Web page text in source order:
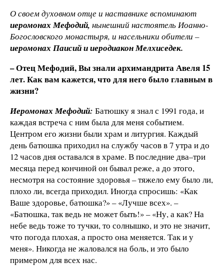
О своем духовном отце и наставнике вспоминают
иеромонах Мефодий, нынешний настоятель Иоанно-
Богословского монастыря, и насельники обители –
иеромонах Паисий и иеродиакон Мелхиседек.
– Отец Мефодий, Вы знали архимандрита Авеля 15
лет. Как вам кажется, что для него было главным в
жизни?
Иеромонах Мефодий: Батюшку я знал с 1991 года, и
каждая встреча с ним была для меня событием.
Центром его жизни были храм и литургия. Каждый
день батюшка приходил на службу часов в 7 утра и до
12 часов дня оставался в храме. В последние два–три
месяца перед кончиной он бывал реже, а до этого,
несмотря на состояние здоровья – тяжело ему было ли,
плохо ли, всегда приходил. Иногда спросишь: «Как
Ваше здоровье, батюшка?» – «Лучше всех». –
«Батюшка, так ведь не может быть!» – «Ну, а как? На
небе ведь тоже то тучки, то солнышко, и это не значит,
что погода плохая, а просто она меняется. Так и у
меня». Никогда не жаловался на боль, и это было
примером для всех нас.